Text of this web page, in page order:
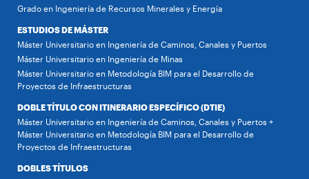
Grado en Ingeniería de Recursos Minerales y Energía
ESTUDIOS DE MÁSTER
Máster Universitario en Ingeniería de Caminos, Canales y Puertos
Máster Universitario en Ingeniería de Minas
Máster Universitario en Metodología BIM para el Desarrollo de
Proyectos de Infraestructuras
DOBLE TÍTULO CON ITINERARIO ESPECÍFICO (DTIE)
Máster Universitario en Ingeniería de Caminos, Canales y Puertos +
Máster Universitario en Metodología BIM para el Desarrollo de
Proyectos de Infraestructuras
DOBLES TÍTULOS